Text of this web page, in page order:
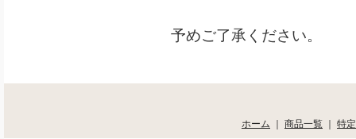
予めご了承ください。
ホーム ｜ 商品一覧 ｜ 特